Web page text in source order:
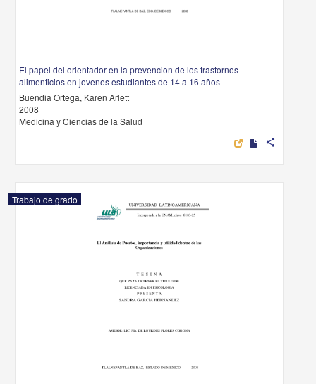
El papel del orientador en la prevencion de los trastornos
alimenticios en jovenes estudiantes de 14 a 16 años
Buendia Ortega, Karen Arlett
2008
Medicina y Ciencias de la Salud
share
Trabajo de grado